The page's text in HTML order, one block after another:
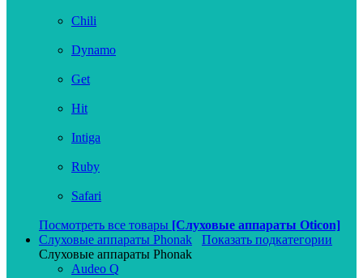
Chili
Dynamo
Get
Hit
Intiga
Ruby
Safari
Посмотреть все товары [Слуховые аппараты Oticon]
Слуховые аппараты Phonak
Показать подкатегории
Слуховые аппараты Phonak
Audeo Q